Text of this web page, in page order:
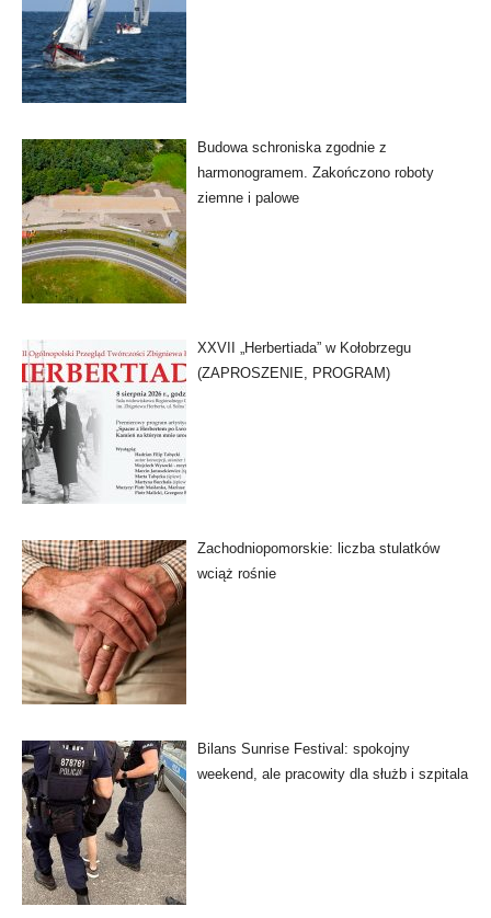
Budowa schroniska zgodnie z
harmonogramem. Zakończono roboty
ziemne i palowe
XXVII „Herbertiada” w Kołobrzegu
(ZAPROSZENIE, PROGRAM)
Zachodniopomorskie: liczba stulatków
wciąż rośnie
Bilans Sunrise Festival: spokojny
weekend, ale pracowity dla służb i szpitala